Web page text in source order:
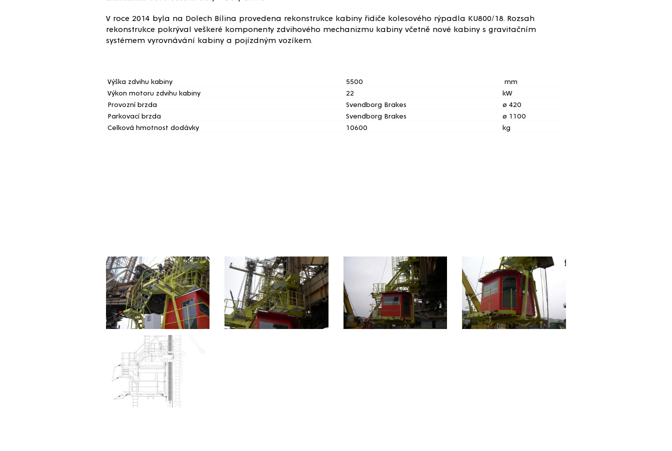
V roce 2014 byla na Dolech Bílina provedena rekonstrukce kabiny řidiče kolesového rýpadla KU800/18. Rozsah
rekonstrukce pokrýval veškeré komponenty zdvihového mechanizmu kabiny včetně nové kabiny s gravitačním
systémem vyrovnávání kabiny a pojízdným vozíkem.
Výška zdvihu kabiny 5500
mm
Výkon motoru zdvihu kabiny
22
kW
Provozní brzda
Svendborg Brakes
ø 420
Parkovací brzda
Svendborg Brakes
ø 1100
Celková hmotnost dodávky
10600 kg